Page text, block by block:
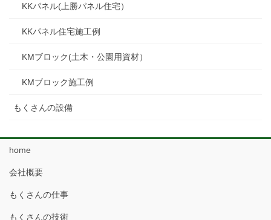
KKパネル(上勝パネル住宅）
KKパネル住宅施工例
KMブロック(土木・公園用資材）
KMブロック施工例
もくさんの設備
home
会社概要
もくさんの仕事
もくさんの技術